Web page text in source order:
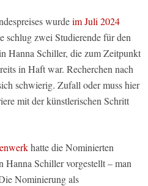
wurdeim Juli 2024
schlug zwei Studierende für den
Hanna Schiller, die zum Zeitpunkt
in Haft war. Recherchen nach
schwierig. Zufall oder muss hier
mit der künstlerischen Schritt
hatte die Nominierten
Hanna Schiller vorgestellt – man
Nominierung als